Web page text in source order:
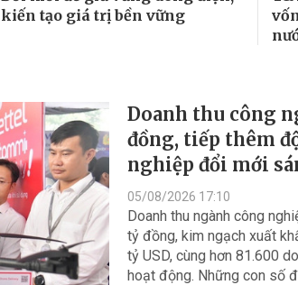
kiến tạo giá trị bền vững
Doanh thu công
đồng, tiếp thêm
nghiệp đổi mới
05/08/2026 17:10
Doanh thu ngành công
tỷ đồng, kim ngạch xuất
tỷ USD, cùng hơn 81.600
hoạt động. Những con số